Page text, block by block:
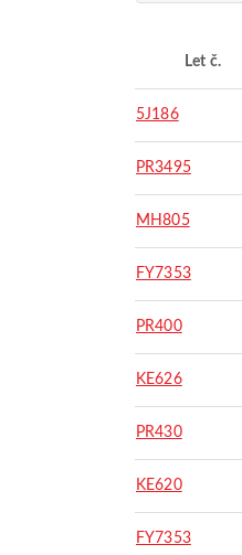
Let č.
5J186
PR3495
MH805
FY7353
PR400
KE626
PR430
KE620
FY7353